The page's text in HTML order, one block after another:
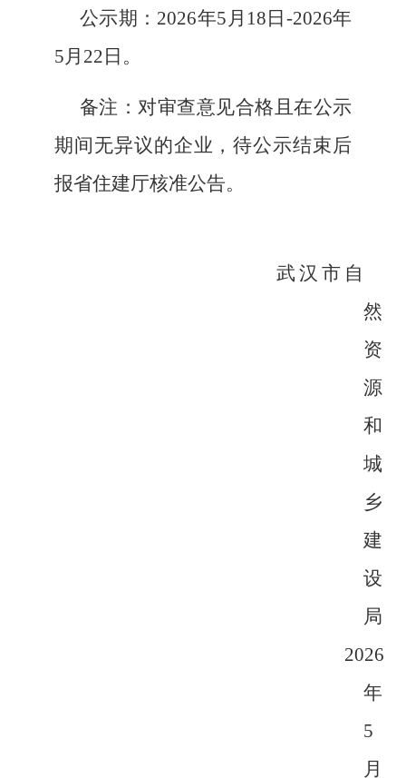
公示期： 2026年5月18日-2026年
5月22日。
备注：对审查意见合格且在公示
期间无异议的企业，待公示结束后
报省住建厅核准公告。
武汉市自
然
资
源
和
城
乡
建
设
局
2026
年
5
月